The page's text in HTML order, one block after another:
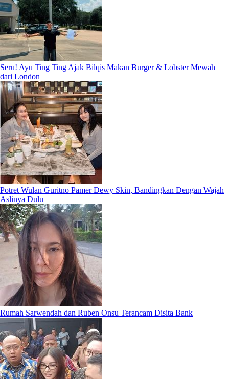
Seru! Ayu Ting Ting Ajak Bilqis Makan Burger & Lobster Mewah
dari London
Potret Wulan Guritno Pamer Dewy Skin, Bandingkan Dengan Wajah
Aslinya Dulu
Rumah Sarwendah dan Ruben Onsu Terancam Disita Bank